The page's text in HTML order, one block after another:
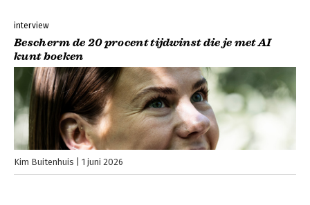
interview
Bescherm de 20 procent tijdwinst die je met AI
kunt boeken
Kim Buitenhuis 1 juni 2026